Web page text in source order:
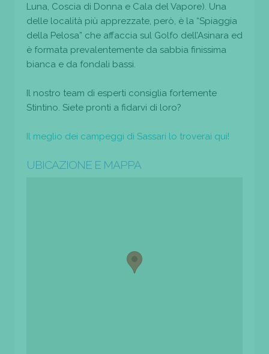
Luna, Coscia di Donna e Cala del Vapore). Una
delle località più apprezzate, però, è la “Spiaggia
della Pelosa” che affaccia sul Golfo dell’Asinara ed
è formata prevalentemente da sabbia finissima
bianca e da fondali bassi.
Il nostro team di esperti consiglia fortemente
Stintino. Siete pronti a fidarvi di loro?
Il meglio dei campeggi di Sassari lo troverai qui!
UBICAZIONE E MAPPA